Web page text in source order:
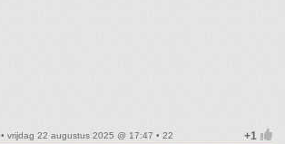
• vrijdag 22 augustus 2025 @ 17:47 • 22